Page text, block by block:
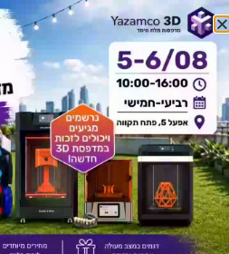
להורדת ברושור מידע לחץ כאן
תיאור מוצר
מפרט טכני
אחריות ושירות
מדניות משלוחים